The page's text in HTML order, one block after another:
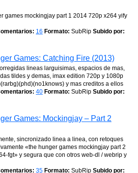
games mockingjay part 1 2014 720p x264 yify
16 Formato: SubRip Subido por:
Games: Catching Fire (2013)
lineas larguisimas, espacios de mas,
tildes y demas, imax edition 720p y 1080p
y mas creditos a ellos
40 Formato: SubRip Subido por:
Games: Mockingjay – Part 2
sincronizado linea a linea, con retoques
«the hunger games mockingjay part 2
fgt» y segura que con otros web-dl / webrip y
35 Formato: SubRip Subido por: